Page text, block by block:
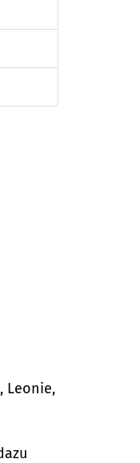
Leonie,